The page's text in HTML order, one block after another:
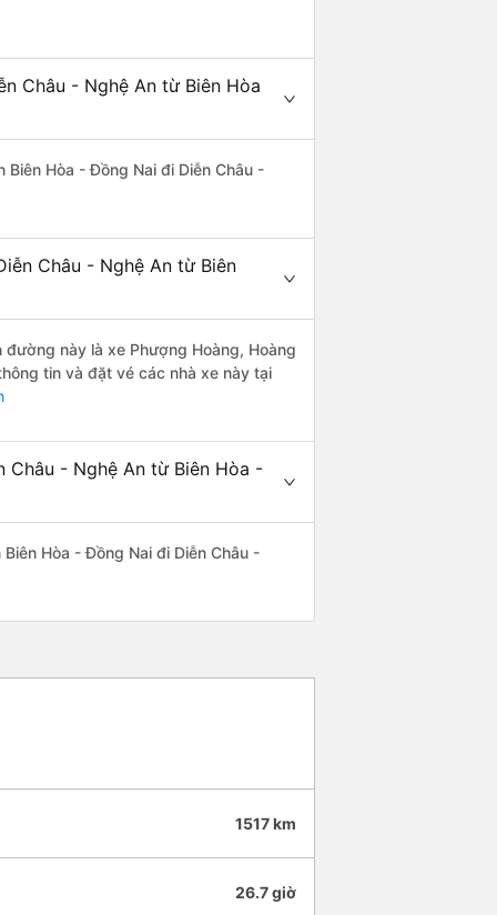
Châu - Nghệ An từ Biên Hòa
Biên Hòa - Đồng Nai đi Diễn Châu -
Châu - Nghệ An từ Biên
này là xe Phượng Hoàng, Hoàng
tin và đặt vé các nhà xe này tại
Châu - Nghệ An từ Biên Hòa -
Hòa - Đồng Nai đi Diễn Châu -
1517 km
26.7 giờ